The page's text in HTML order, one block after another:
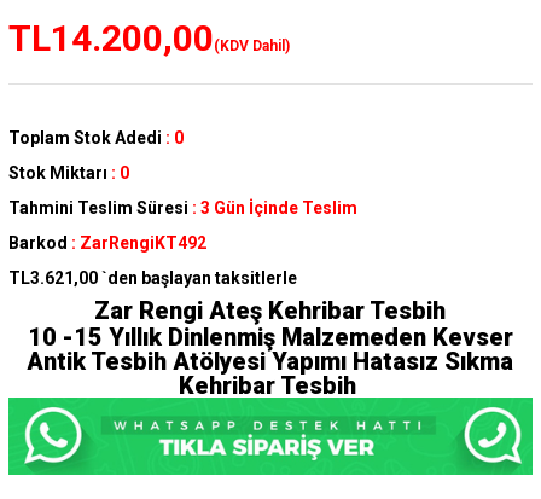
TL14.200,00(KDV Dahil)
Toplam Stok Adedi : 0
Stok Miktarı : 0
Tahmini Teslim Süresi : 3 Gün İçinde Teslim
Barkod : ZarRengiKT492
TL3.621,00 `den başlayan taksitlerle
Zar Rengi Ateş Kehribar Tesbih
10 -15 Yıllık Dinlenmiş Malzemeden Kevser
Antik Tesbih Atölyesi Yapımı Hatasız Sıkma
Kehribar Tesbih